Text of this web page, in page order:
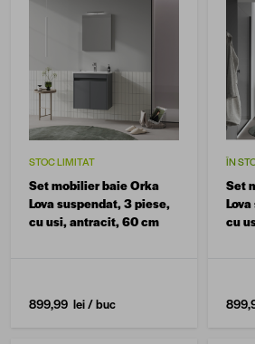
STOC LIMITAT
Set mobilier baie Orka
Lova suspendat, 3 piese,
cu usi, antracit, 60 cm
899,99 lei/ buc
ÎN
Set
cu